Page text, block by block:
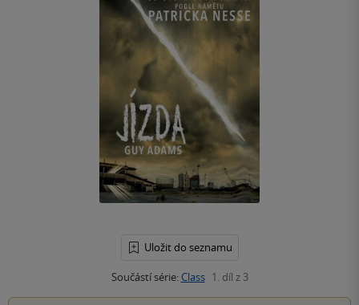
Uložit do seznamu
Součástí série: Class 1. díl z 3